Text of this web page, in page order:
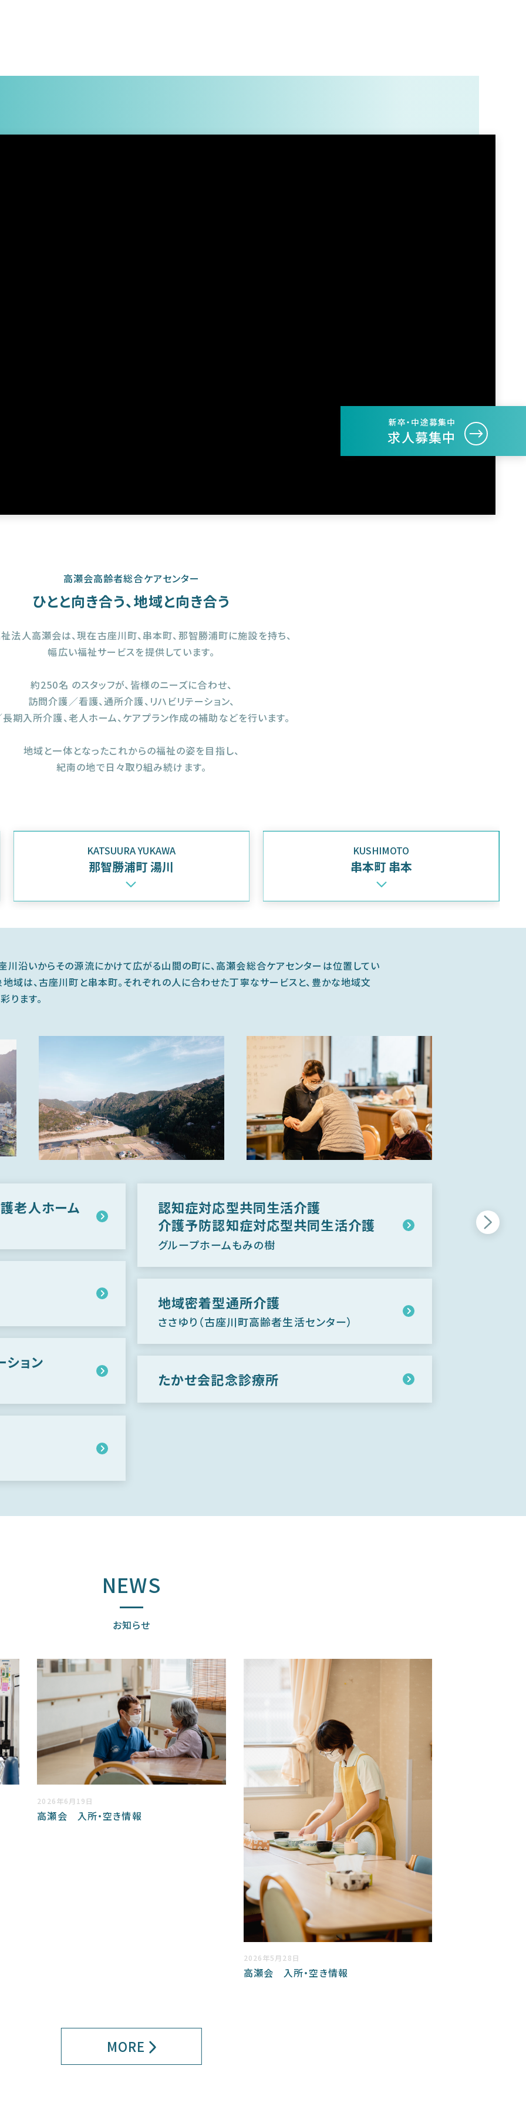
新卒・中途募集中
求人募集中
高瀬会高齢者総合ケアセンター
ひとと向き合う、地域と向き合う
法人高瀬会は、現在古座川町、串本町、那智勝浦町に施設を持ち、
幅広い福祉サービスを提供しています。
約250名 のスタッフが、皆様のニーズに合わせ、
訪問介護／看護、通所介護、リハビリテーション、
期入所介護、老人ホーム、ケアプラン作成の補助などを行います。
地域と一体となったこれからの福祉の姿を目指し、
紀南の地で日々取り組み続けます。
KATSUURA YUKAWA
那智勝浦町 湯川
KUSHIMOTO
串本町 串本
川沿いからその源流にかけて広がる山間の町に、高瀬会総合ケアセンターは位置してい
地域は、古座川町と串本町。それぞれの人に合わせた丁寧なサービスと、豊かな地域文
ります。
老人ホーム
ション
認知症対応型共同生活介護
介護予防認知症対応型共同生活介護
グループホームもみの樹
地域密着型通所介護
ささゆり（古座川町高齢者生活センター）
たかせ会記念診療所
NEWS
お知らせ
2026年6月19日
高瀬会 入所・空き情報
2026年5月28日
高瀬会 入所・空き情報
MORE